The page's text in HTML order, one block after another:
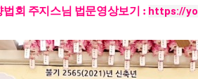
법회 주지스님 법문영상보기 : https://